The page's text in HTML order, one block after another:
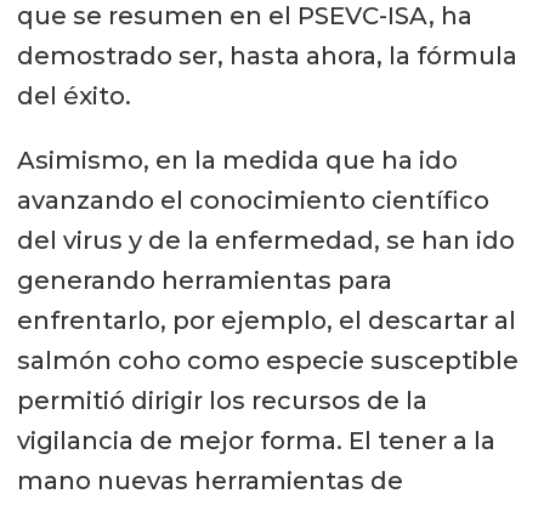
que se resumen en el PSEVC-ISA, ha
demostrado ser, hasta ahora, la fórmula
del éxito.
Asimismo, en la medida que ha ido
avanzando el conocimiento científico
del virus y de la enfermedad, se han ido
generando herramientas para
enfrentarlo, por ejemplo, el descartar al
salmón coho como especie susceptible
permitió dirigir los recursos de la
vigilancia de mejor forma. El tener a la
mano nuevas herramientas de